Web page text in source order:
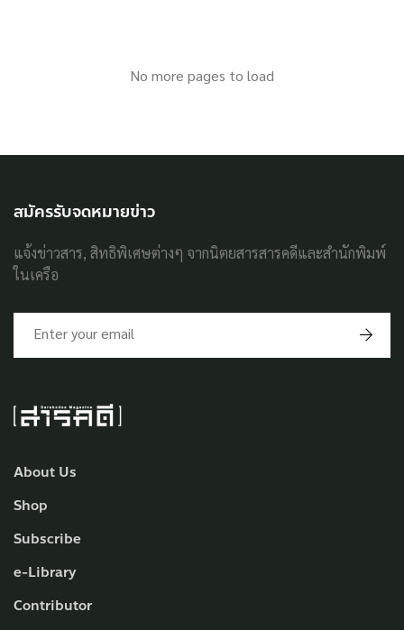
No more pages to load
About Us
Shop
Subscribe
e-Library
Contributor
สมัครรับจดหมายข่าว
แจ้งข่าวสาร, สิทธิพิเศษต่างๆ จากนิตยสารสารคดีและสำนักพิมพ์
ในเครือ